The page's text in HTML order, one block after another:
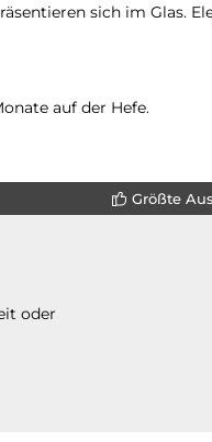
sich im Glas.
auf der Hefe.
Größte
oder